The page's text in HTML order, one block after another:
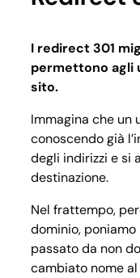
I redirect 301
permettono agli
sito.
Immagina che un
conoscendo già
degli indirizzi e si
destinazione.
Nel frattempo,
dominio,
passato da non
cambiato nome